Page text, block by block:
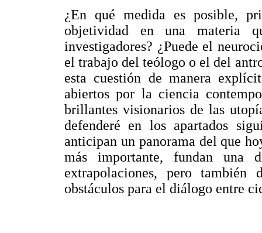
¿En qué medida es posible,
objetividad en una materia
investigadores? ¿Puede el
el trabajo del teólogo o el del
esta cuestión de manera
abiertos por la ciencia
brillantes visionarios de las
defenderé en los apartados
anticipan un panorama del que
más importante, fundan una
extrapolaciones, pero
obstáculos para el diálogo entre